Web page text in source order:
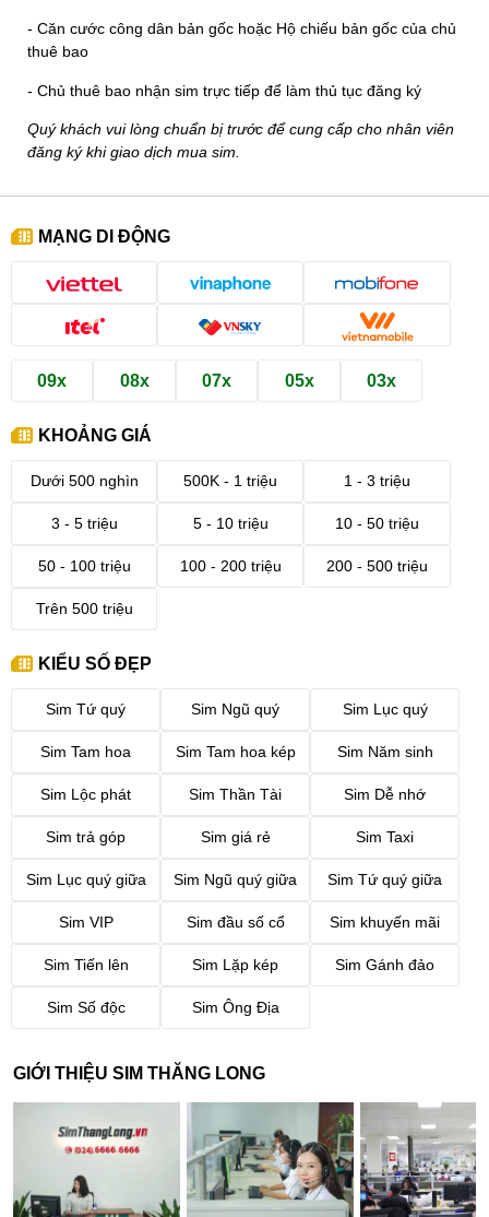
- Căn cước công dân bản gốc hoặc Hộ chiếu bản gốc của chủ
thuê bao
- Chủ thuê bao nhận sim trực tiếp để làm thủ tục đăng ký
Quý khách vui lòng chuẩn bị trước để cung cấp cho nhân viên
đăng ký khi giao dịch mua sim.
MẠNG DI ĐỘNG
09x 08x 07x 05x 03x
KHOẢNG GIÁ
Dưới 500 nghìn 500K - 1 triệu 1 - 3 triệu
3 - 5 triệu 5 - 10 triệu 10 - 50 triệu
50 - 100 triệu 100 - 200 triệu 200 - 500 triệu
Trên 500 triệu
KIỂU SỐ ĐẸP
Sim Tứ quý Sim Ngũ quý Sim Lục quý
Sim Tam hoa Sim Tam hoa kép Sim Năm sinh
Sim Lộc phát Sim Thần Tài Sim Dễ nhớ
Sim trả góp Sim giá rẻ Sim Taxi
Sim Lục quý giữa Sim Ngũ quý giữa Sim Tứ quý giữa
Sim VIP Sim đầu số cổ Sim khuyến mãi
Sim Tiến lên Sim Lặp kép Sim Gánh đảo
Sim Số độc Sim Ông Địa
GIỚI THIỆU SIM THĂNG LONG